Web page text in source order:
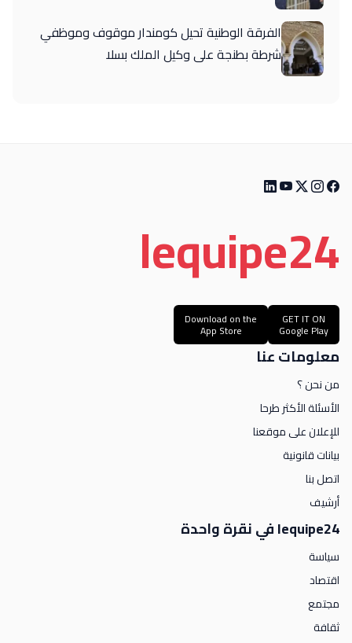
الفرقة الوطنية تحيل كومندار موقوف وموظفي
شرطة بطنجة على وكيل الملك بسلا
lequipe24
GET IT ON
Google Play
Download on the
App Store
معلومات عنا
من نحن ؟
الأسئلة الأكثر طرحا
للإعلان على موقعنا
بيانات قانونية
اتصل بنا
أرشيف
lequipe24 في نقرة واحدة
سياسة
اقتصاد
مجتمع
ثقافة